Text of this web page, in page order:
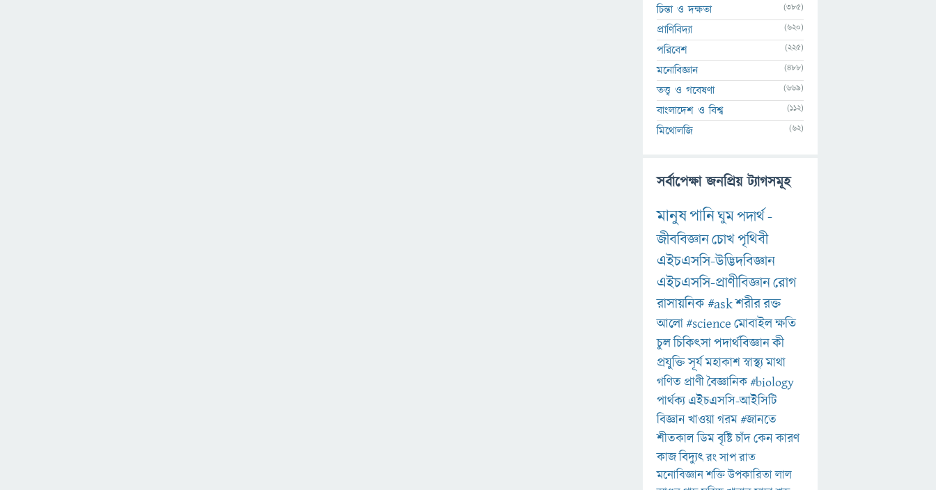
চিন্তা ও দক্ষতা (385)
প্রাণিবিদ্যা (620)
পরিবেশ (225)
মনোবিজ্ঞান (488)
তত্ত্ব ও গবেষণা (669)
বাংলাদেশ ও বিশ্ব (112)
মিথোলজি (62)
সর্বাপেক্ষা জনপ্রিয় ট্যাগসমূহ
মানুষপানিঘুমপদার্থ-
জীববিজ্ঞানচোখপৃথিবী
এইচএসসি-উদ্ভিদবিজ্ঞান
এইচএসসি-প্রাণীবিজ্ঞানরোগ
রাসায়নিক#askশরীররক্ত
আলো#scienceমোবাইলক্ষতি
চুলচিকিৎসাপদার্থবিজ্ঞানকী
প্রযুক্তিসূর্যমহাকাশস্বাস্থ্যমাথা
গণিত প্রাণীবৈজ্ঞানিক#biology
পার্থক্য এইচএসসি-আইসিটি
বিজ্ঞানখাওয়াগরম#জানতে
শীতকালডিমবৃষ্টিচাঁদকেনকারণ
কাজবিদ্যুৎরংসাপরাত
মনোবিজ্ঞানশক্তিউপকারিতালাল